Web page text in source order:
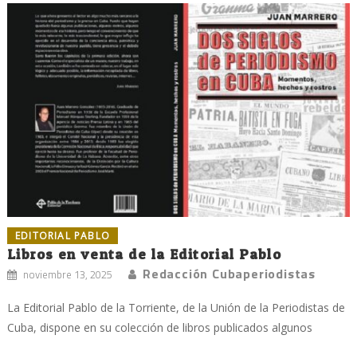
EDITORIAL PABLO
Libros en venta de la Editorial Pablo
noviembre 13, 2025 Redacción Cubaperiodistas
La Editorial Pablo de la Torriente, de la Unión de la Periodistas de
Cuba, dispone en su colección de libros publicados algunos